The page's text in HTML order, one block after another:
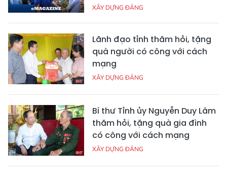
XÂY DỰNG ĐẢNG
Lãnh đạo tỉnh thăm hỏi, tặng
quà người có công với cách
mạng
XÂY DỰNG ĐẢNG
Bí thư Tỉnh ủy Nguyễn Duy Lâm
thăm hỏi, tặng quà gia đình
có công với cách mạng
XÂY DỰNG ĐẢNG